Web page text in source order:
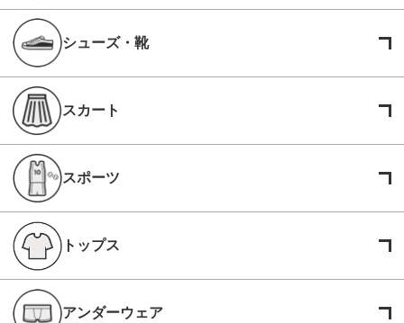
シューズ・靴
スカート
スポーツ
トップス
アンダーウェア